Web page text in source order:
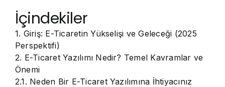
İçindekiler
1. Giriş: E-Ticaretin Yükselişi ve Geleceği (2025
Perspektifi)
2. E-Ticaret Yazılımı Nedir? Temel Kavramlar ve
Önemi
2.1. Neden Bir E-Ticaret Yazılımına İhtiyacınız